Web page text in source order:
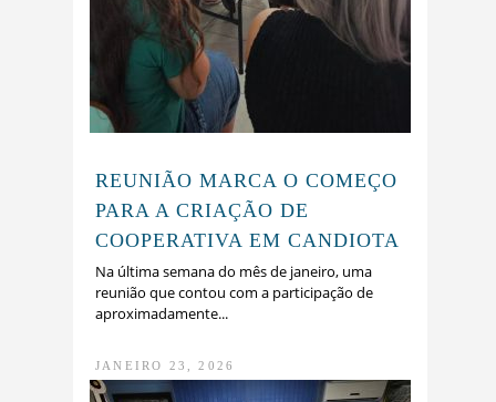
REUNIÃO MARCA O COMEÇO
PARA A CRIAÇÃO DE
COOPERATIVA EM CANDIOTA
Na última semana do mês de janeiro, uma
reunião que contou com a participação de
aproximadamente...
JANEIRO 23, 2026